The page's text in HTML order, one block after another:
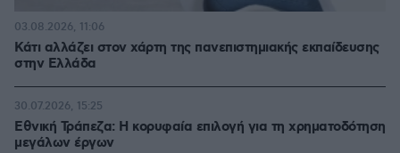
Κάτι αλλάζει στον χάρτη της πανεπιστημιακής εκπαίδευσης
στην Ελλάδα
03.08.2026, 11:06
Εθνική Τράπεζα: Η κορυφαία επιλογή για τη χρηματοδότηση
μεγάλων έργων
30.07.2026, 15:25